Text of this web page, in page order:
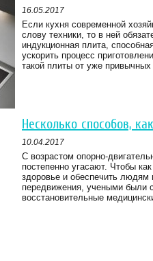
16.05.2017
Если кухня современной
слову техники, то в ней
индукционная плита,
ускорить процесс
такой плиты от уже привычных
Несколько способов,
10.04.2017
С возрастом опорно-
постепенно угасают. Чтобы
здоровье и обеспечить людям
передвижения, учеными были
восстановительные